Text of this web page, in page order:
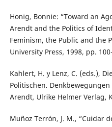
Honig, Bonnie: “Toward an
Arendt and the Politics of
Feminism, the Public and the
University Press, 1998, pp.
Kahlert, H. y Lenz, C. (eds.),
Politischen.
Arendt, Ulrike Helmer Verlag,
Muñoz Terrón, J. M., “Cuidar